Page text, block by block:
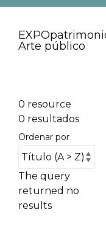
Arte público
0 resource
0 resultados
Ordenar por
The query
returned no
results